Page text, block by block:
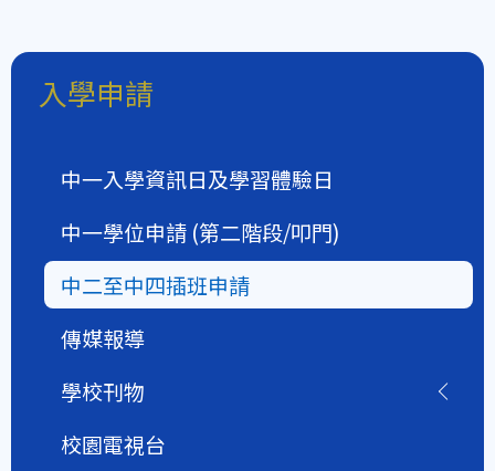
入學申請
中一入學資訊日及學習體驗日
中一學位申請 (第二階段/叩門)
中二至中四插班申請
傳媒報導
學校刊物
校園電視台